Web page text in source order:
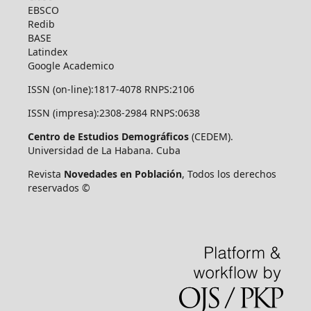
EBSCO
Redib
BASE
Latindex
Google Academico
ISSN (on-line):1817-4078 RNPS:2106
ISSN (impresa):2308-2984 RNPS:0638
Centro de Estudios Demográficos(CEDEM).
Universidad de La Habana. Cuba
Revista Novedades en Población, Todos los derechos
reservados ©